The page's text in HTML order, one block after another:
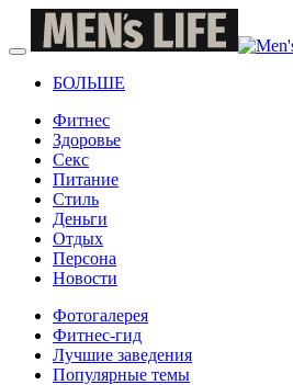
БОЛЬШЕ
Фитнес
Здоровье
Секс
Питание
Стиль
Деньги
Отдых
Персона
Новости
Фотогалерея
Фитнес-гид
Лучшие заведения
Популярные темы